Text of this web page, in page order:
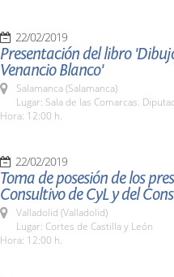
22/02/2019
Presentación del libro
Venancio Blanco'
Salamanca (Salamanca)
Lugar: Sala de las Comarcas.
Hora: 12:00 h.
22/02/2019
Toma de posesión de los
Consultivo de CyL y del
Valladolid (Valladolid)
Lugar: Cortes de Castilla y León
Hora: 12:00 h.